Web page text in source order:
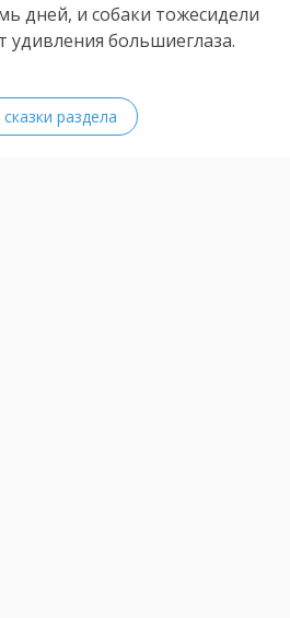
дней, и собаки тожесидели
удивления большиеглаза.
раздела